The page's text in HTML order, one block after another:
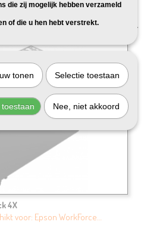
4X
voor: Epson WorkForce…
die zij mogelijk hebben verzameld
of die u hen hebt verstrekt.
tonen Selectie toestaan
toestaan Nee, niet akkoord